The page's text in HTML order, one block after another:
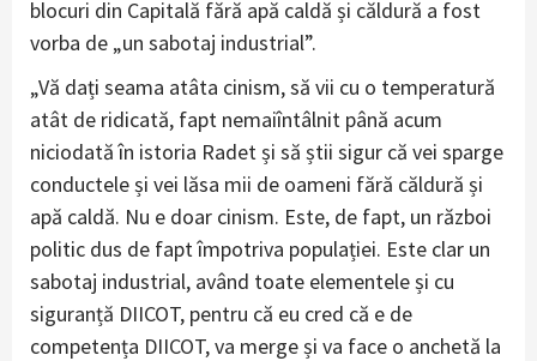
blocuri din Capitală fără apă caldă și căldură a fost
vorba de „un sabotaj industrial”.
„Vă dați seama atâta cinism, să vii cu o temperatură
atât de ridicată, fapt nemaiîntâlnit până acum
niciodată în istoria Radet și să știi sigur că vei sparge
conductele și vei lăsa mii de oameni fără căldură și
apă caldă. Nu e doar cinism. Este, de fapt, un război
politic dus de fapt împotriva populației. Este clar un
sabotaj industrial, având toate elementele și cu
siguranță DIICOT, pentru că eu cred că e de
competența DIICOT, va merge și va face o anchetă la